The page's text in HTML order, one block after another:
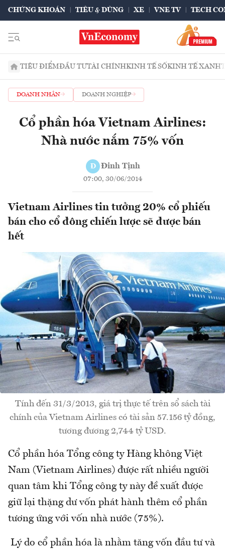
CHỨNG KHOÁN TIÊU & DÙNG XE VNE TV TECH
TIÊU ĐIỂMĐẦU TƯTÀI CHÍNHKINH TẾ SỐKINH TẾ XANH
DOANH NHÂN DOANH NGHIỆP
Cổ phần hóa Vietnam Airlines:
Nhà nước nắm 75% vốn
Đ Đinh Tịnh
07:00, 30/06/2014
Vietnam Airlines tin tưởng 20% cổ phiếu
bán cho cổ đông chiến lược sẽ được bán
hết
Tính đến 31/3/2013, giá trị thực tế trên sổ sách tài
chính của Vietnam Airlines có tài sản 57.156 tỷ đồng,
tương đương 2,744 tỷ USD.
Cổ phần hóa Tổng công ty Hàng không Việt
Nam (Vietnam Airlines) được rất nhiều người
quan tâm khi Tổng công ty này đề xuất được
giữ lại thặng dư vốn phát hành thêm cổ phần
tương ứng với vốn nhà nước (75%).
Lý do cổ phần hóa là nhằm tăng vốn đầu tư và